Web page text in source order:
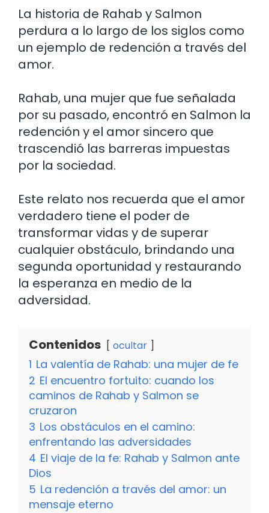
La historia de Rahab y Salmon
perdura a lo largo de los siglos como
un ejemplo de redención a través del
amor.
Rahab, una mujer que fue señalada
por su pasado, encontró en Salmon la
redención y el amor sincero que
trascendió las barreras impuestas
por la sociedad.
Este relato nos recuerda que el amor
verdadero tiene el poder de
transformar vidas y de superar
cualquier obstáculo, brindando una
segunda oportunidad y restaurando
la esperanza en medio de la
adversidad.
Contenidos ocultar
1 La valentía de Rahab: una mujer de fe
2 El encuentro fortuito: cuando los
caminos de Rahab y Salmon se
cruzaron
3 Los obstáculos en el camino:
enfrentando las adversidades
4 El viaje de la fe: Rahab y Salmon ante
Dios
5 La redención a través del amor: un
mensaje eterno